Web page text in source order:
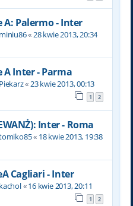
A: Palermo - Inter
miniu86«28 kwie 2013, 20:34
A Inter - Parma
Piekarz«23 kwie 2013, 00:13
1 2
Inter - Roma
« 18 kwie 2013, 19:38
Cagliari - Inter
kachol«16 kwie 2013, 20:11
1 2